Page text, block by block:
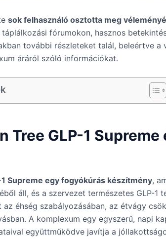
sok felhasználó osztotta meg
táplálkozási fórumokon, hasznos
további részleteket talál, beleértve a
áráról szóló információkat.
Tree GLP-1
Supreme egy fogyókúrás készítmény,
áll, és a szervezet természetes GLP-1
az éhség szabályozásában, az étvágy
A komplexum egy egyszerű, napi
együttműködve javítja a